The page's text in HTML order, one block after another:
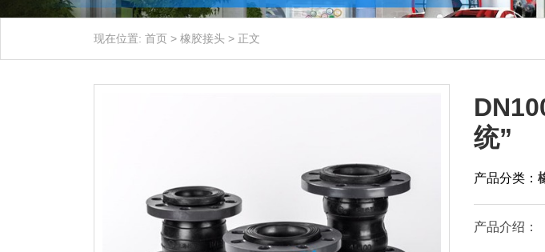
现在位置: 首页 > 橡胶接头 > 正文
统”
产品分类：
产品介绍：